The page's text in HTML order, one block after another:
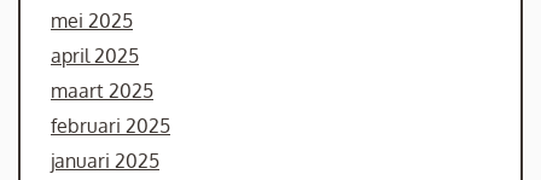
mei 2025
april 2025
maart 2025
februari 2025
januari 2025